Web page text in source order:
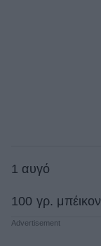
1 αυγό
100 γρ. μπέικον